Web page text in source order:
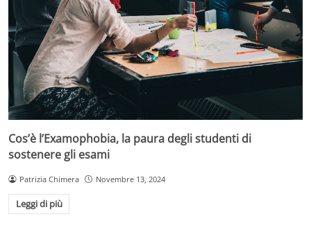
Cos’è l’Examophobia, la paura degli studenti di
sostenere gli esami
Patrizia Chimera Novembre 13, 2024
Leggi di più